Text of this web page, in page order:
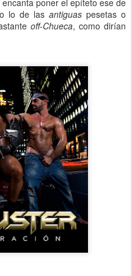
lo de las antiguas pesetas o
off-Chueca, como dirían